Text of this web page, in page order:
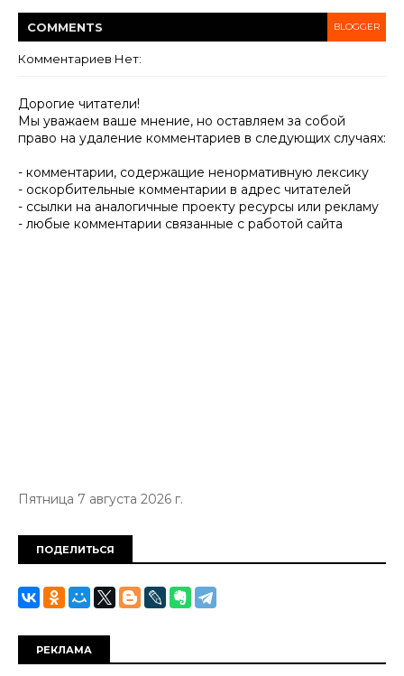
COMMENTS BLOGGER
Комментариев Нет:
Дорогие читатели!
Мы уважаем ваше мнение, но оставляем за собой
право на удаление комментариев в следующих случаях:
- комментарии, содержащие ненормативную лексику
- оскорбительные комментарии в адрес читателей
- ссылки на аналогичные проекту ресурсы или рекламу
- любые комментарии связанные с работой сайта
Пятница 7 августа 2026 г.
ПОДЕЛИТЬСЯ
РЕКЛАМА